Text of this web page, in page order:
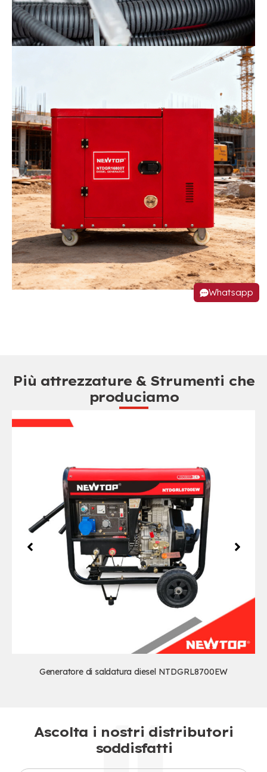
Più attrezzature & Strumenti che
produciamo
Generatore di saldatura diesel NTDGRL8700EW
Ascolta i nostri distributori
soddisfatti
Whatsapp